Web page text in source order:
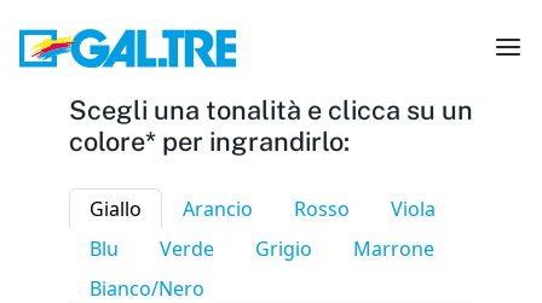
Scegli una tonalità e clicca su un
colore* per ingrandirlo:
Giallo Arancio Rosso
Viola
Blu
Verde Grigio
Marrone
Bianco/Nero